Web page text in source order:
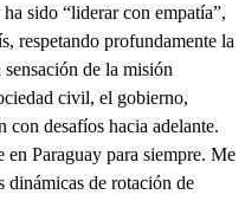
sido “liderar con empatía”,
respetando profundamente la
de la misión
civil, el gobierno,
con desafíos hacia adelante.
en Paraguay para siempre. Me
dinámicas de rotación de